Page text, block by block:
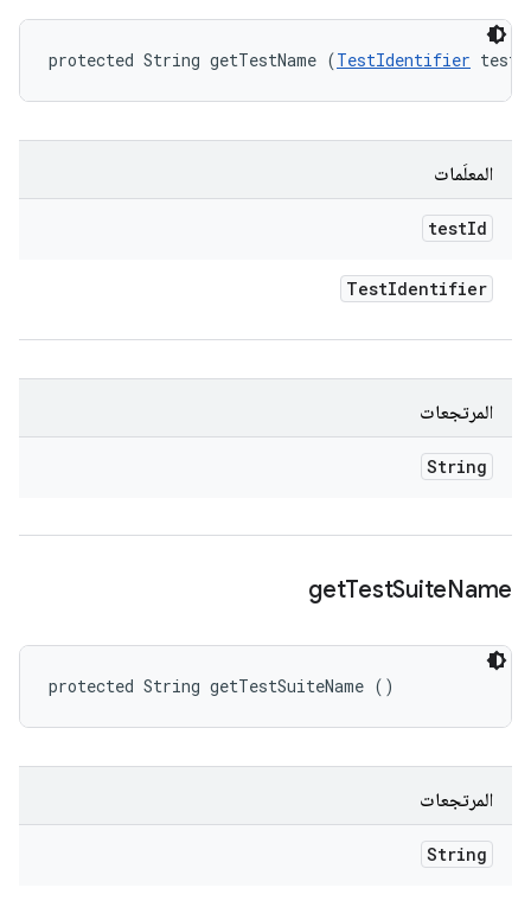
protected String getTestName (TestIdentifier
المعلَمات
testId
TestIdentifier
المرتجعات
String
getTestSuiteName
protected String getTestSuiteName ()
المرتجعات
String